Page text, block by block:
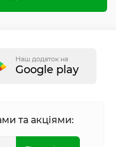
Наш додаток на
Google play
та акціями: